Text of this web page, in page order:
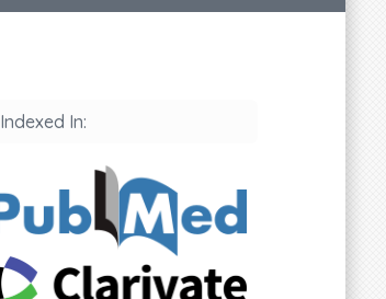
Indexed In: